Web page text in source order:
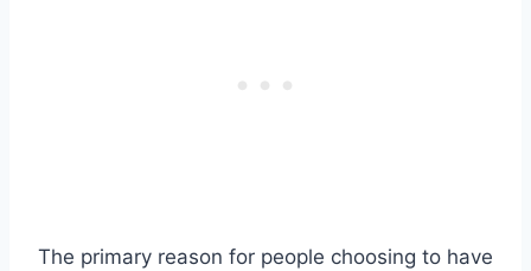
The primary reason for people choosing to have